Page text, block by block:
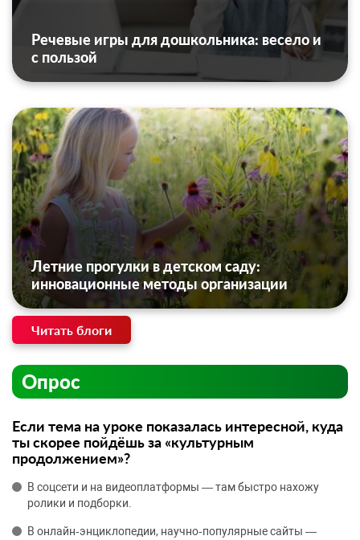
Речевые игры для дошкольника: весело и
с пользой
Летние прогулки в детском саду:
инновационные методы организации
Читать блоги
Опрос
Если тема на уроке показалась интересной, куда
ты скорее пойдёшь за «культурным
продолжением»?
В соцсети и на видеоплатформы — там быстро нахожу
ролики и подборки.
В онлайн‑энциклопедии, научно‑популярные сайты —